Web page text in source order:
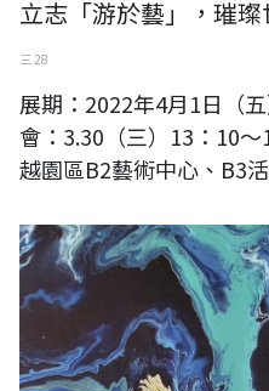
立志「游於藝」，璀
三 28
展期：2022年4月1日（
會：3.30（三）13：10
越園區B2藝術中心、B3